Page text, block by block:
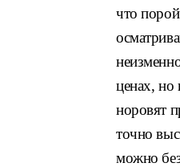
что
ценах, но
норовят
точно
можно